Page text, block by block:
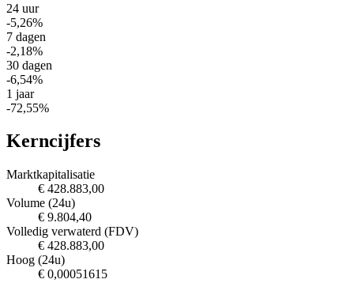
24 uur
-5,26%
7 dagen
-2,18%
30 dagen
-6,54%
1 jaar
-72,55%
Kerncijfers
Marktkapitalisatie
€ 428.883,00
Volume (24u)
€ 9.804,40
Volledig verwaterd (FDV)
€ 428.883,00
Hoog (24u)
€ 0,00051615